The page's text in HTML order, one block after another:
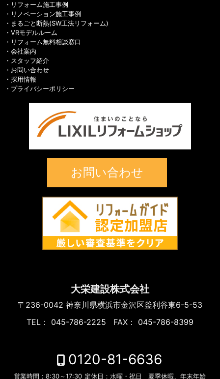
リフォーム施工事例
リノベーション施工事例
まるごと断熱(SW工法リフォーム)
VRモデルルーム
リフォーム無料相談窓口
会社案内
スタッフ紹介
お問い合わせ
採用情報
プライバシーポリシー
お問い合わせ
大栄建設株式会社
〒236-0042 神奈川県横浜市金沢区釜利谷東6-5-53
TEL：
045-786-2225 FAX： 045-786-8399
0120-81-6636
営業時間：8:30～17:30 定休日：水曜・祝日 夏季休暇、年末年始